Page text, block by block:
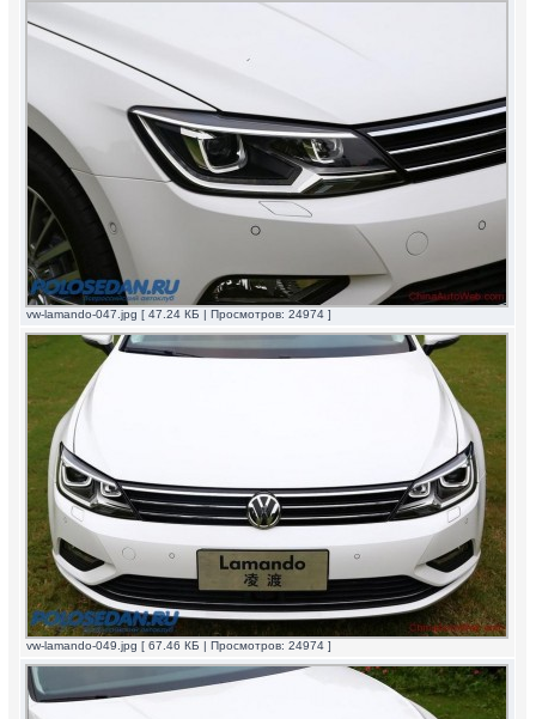
vw-lamando-047.jpg [ 47.24 КБ | Просмотров: 24974 ]
vw-lamando-049.jpg [ 67.46 КБ | Просмотров: 24974 ]